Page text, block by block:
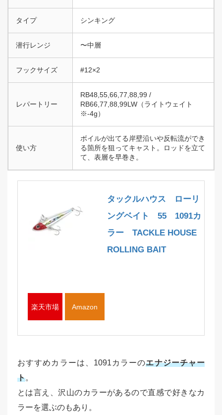
タイプ シンキング
潜行レンジ 〜中層
フックサイズ #12×2
レパートリー
RB48,55,66,77,88,99 /
RB66,77,88,99LW（ライトウェイト
※-4g）
使い方
ボイルが出てる岸壁沿いや反転流ができ
る箇所を狙ってキャスト。ロッドを立て
て、表層を早巻き。
タックルハウス ローリ
ングベイト 55 1091カ
ラー TACKLE HOUSE
ROLLING BAIT
楽天市場 Amazon
おすすめカラーは、1091カラーのエナジーチャー
ト。
とは言え、沢山のカラーがあるので直感で好きなカ
ラーを選ぶのもあり。